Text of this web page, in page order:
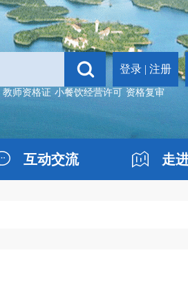
登录 | 注册
教师资格证 小餐饮经营许可 资格复审
互动交流 走